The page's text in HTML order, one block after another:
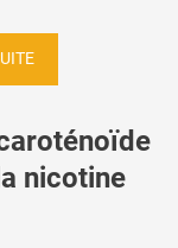
nicotine